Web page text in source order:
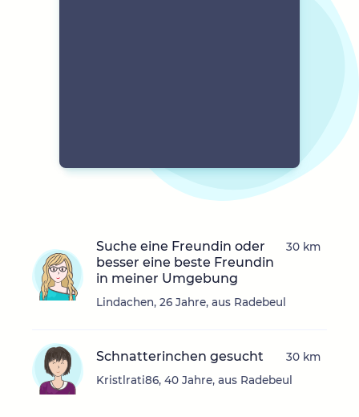
Suche eine Freundin oder
besser eine beste Freundin
in meiner Umgebung
Lindachen, 26 Jahre, aus Radebeul
30 km
Schnatterinchen gesucht
Kristlrati86, 40 Jahre, aus Radebeul
30 km